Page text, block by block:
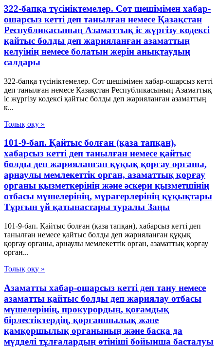
322-бапқа түсініктемелер. Сот шешімімен хабар-
ошарсыз кетті деп танылған немесе Қазақстан
Республикасының Азаматтық іс жүргізу кодексі
қайтыс болды деп жарияланған азаматтың
келуінің немесе болатын жерін анықтаудың
салдары
322-бапқа түсініктемелер. Сот шешімімен хабар-ошарсыз кетті
деп танылған немесе Қазақстан Республикасының Азаматтық
іс жүргізу кодексі қайтыс болды деп жарияланған азаматтың
к...
Толық оқу »
101-9-бап. Қайтыс болған (қаза тапқан),
хабарсыз кетті деп танылған немесе қайтыс
болды деп жарияланған құқық қорғау органы,
арнаулы мемлекеттік орган, азаматтық қорғау
органы қызметкерінің және әскери қызметшінің
отбасы мүшелерінің, мұрагерлерінің құқықтары
Тұрғын үй қатынастары туралы Заңы
101-9-бап. Қайтыс болған (қаза тапқан), хабарсыз кетті деп
танылған немесе қайтыс болды деп жарияланған құқық
қорғау органы, арнаулы мемлекеттік орган, азаматтық қорғау
орган...
Толық оқу »
Азаматты хабар-ошарсыз кетті деп тану немесе
азаматты қайтыс болды деп жариялау отбасы
мүшелерінің, прокурордың, қоғамдық
бірлестіктердің, қорғаншылық және
қамқоршылық органының және басқа да
мүдделі тұлғалардың өтініші бойынша басталуы